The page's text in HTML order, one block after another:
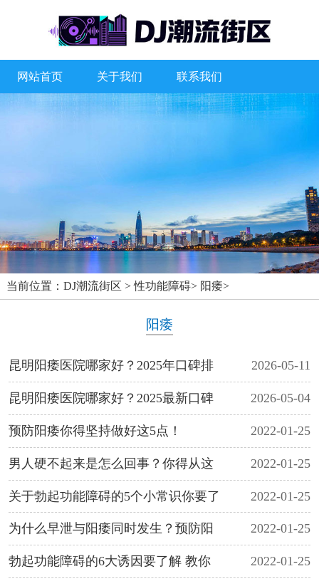
网站首页 关于我们 联系我们
当前位置： DJ潮流街区 >性功能障碍> 阳痿>
阳痿
昆明阳痿医院哪家好？2025年口碑排 2026-05-11
昆明阳痿医院哪家好？2025最新口碑 2026-05-04
预防阳痿你得坚持做好这5点！ 2022-01-25
男人硬不起来是怎么回事？你得从这 2022-01-25
关于勃起功能障碍的5个小常识你要了 2022-01-25
为什么早泄与阳痿同时发生？预防阳 2022-01-25
勃起功能障碍的6大诱因要了解 教你 2022-01-25